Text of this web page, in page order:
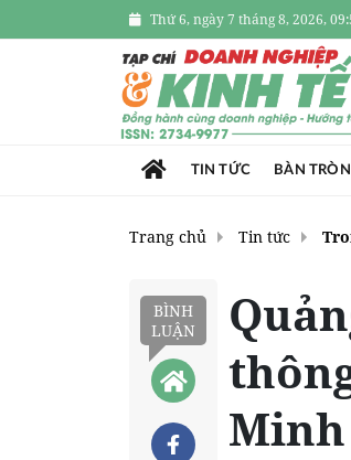
Thứ 6, ngày 7 tháng 8, 2026,
TIN TỨC BÀN TRÒN
Trang chủ Tin tức
BÌNH
LUẬN
Minh